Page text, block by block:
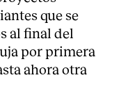
que se
al final del
por primera
ahora otra